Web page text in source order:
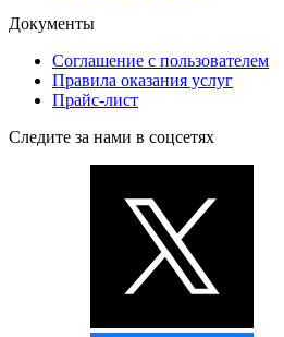
Документы
Соглашение с пользователем
Правила оказания услуг
Прайс-лист
Следите за нами в соцсетях